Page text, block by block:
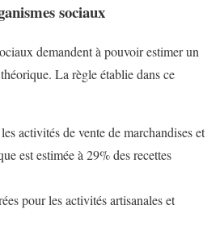
sociaux
demandent à pouvoir estimer un
La règle établie dans ce
activités de vente de marchandises et
est estimée à 29% des recettes
pour les activités artisanales et